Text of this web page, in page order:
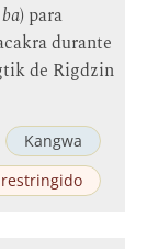
) para
durante
de Rigdzin
Kangwa
restringido